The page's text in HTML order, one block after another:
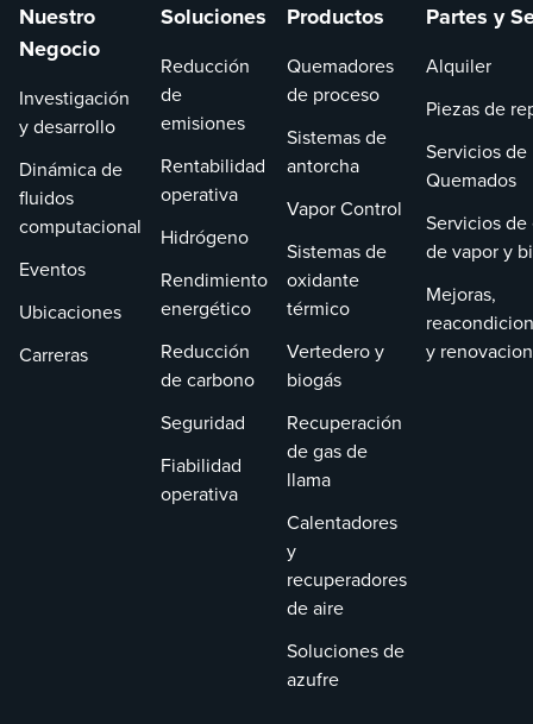
Nuestro
Negocio
Investigación
y desarrollo
Dinámica de
fluidos
computacional
Eventos
Ubicaciones
Carreras
Soluciones
Reducción
de
emisiones
Rentabilidad
operativa
Hidrógeno
Rendimiento
energético
Reducción
de carbono
Seguridad
Fiabilidad
operativa
Productos
Quemadores
de proceso
Sistemas de
antorcha
Vapor Control
Sistemas de
oxidante
térmico
Vertedero y
biogás
Recuperación
de gas de
llama
Calentadores
y
recuperadores
de aire
Soluciones de
azufre
Partes y
Alquiler
Piezas de
Servicios de
Quemados
Servicios
de vapor y
Mejoras,
y